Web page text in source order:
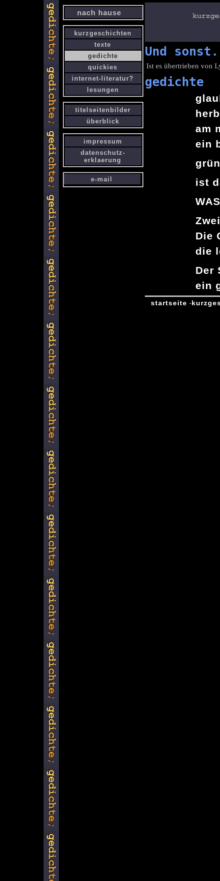
nach hause
kurzgeschichten
texte
gedichte
quickies
internet-literatur?
lesungen
titelseitenbilder
überblick
impressum
datenschutz-
erklaerung
e-mail
Und
Ist es übertrieben von
gedichte
am
ein
ist
Die
die
Der
ein
startseite -